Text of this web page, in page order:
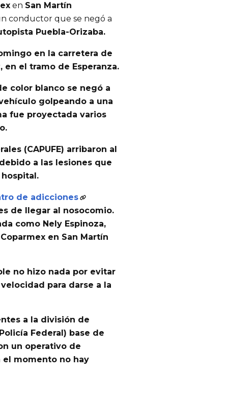
en San Martín
conductor que se negó a
Puebla-Orizaba.
en la carretera de
en el tramo de Esperanza.
color blanco se negó a
golpeando a una
fue proyectada varios
(CAPUFE) arribaron al
debido a las lesiones que
.
de adicciones
de llegar al nosocomio.
como Nely Espinoza,
en San Martín
no hizo nada por evitar
para darse a la
a la división de
Federal) base de
un operativo de
el momento no hay